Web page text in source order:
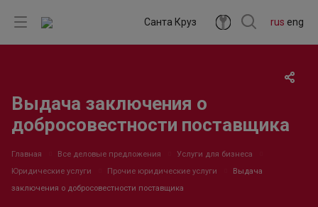
rus eng
Санта Круз
Выдача заключения о
добросовестности поставщика
Главная Все деловые предложения
Услуги для бизнеса
Юридические услуги
Прочие юридические услуги
Выдача
заключения о добросовестности поставщика